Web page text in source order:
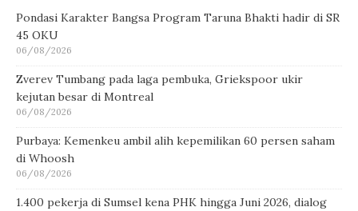
Pondasi Karakter Bangsa Program Taruna Bhakti hadir di SR
45 OKU
06/08/2026
Zverev Tumbang pada laga pembuka, Griekspoor ukir
kejutan besar di Montreal
06/08/2026
Purbaya: Kemenkeu ambil alih kepemilikan 60 persen saham
di Whoosh
06/08/2026
1.400 pekerja di Sumsel kena PHK hingga Juni 2026, dialog